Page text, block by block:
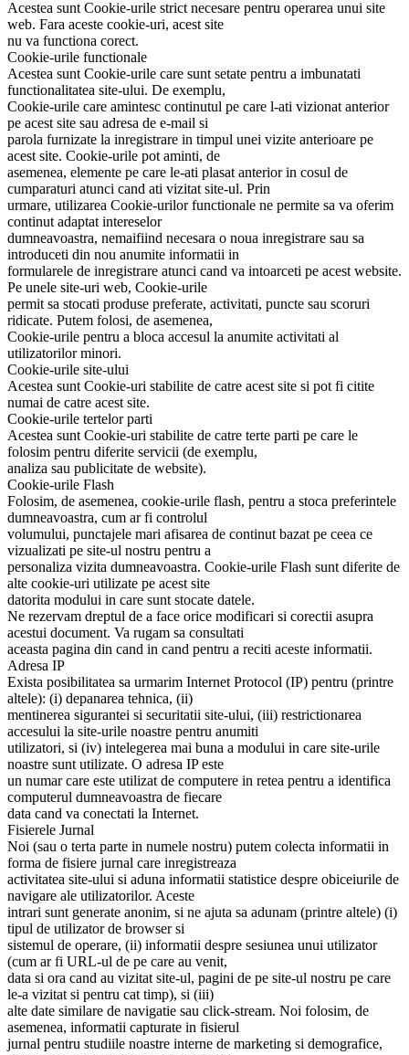
Acestea sunt Cookie-urile strict necesare pentru operarea unui site
web. Fara aceste cookie-uri, acest site
nu va functiona corect.
Cookie-urile functionale
Acestea sunt Cookie-urile care sunt setate pentru a imbunatati
functionalitatea site-ului. De exemplu,
Cookie-urile care amintesc continutul pe care l-ati vizionat anterior
pe acest site sau adresa de e-mail si
parola furnizate la inregistrare in timpul unei vizite anterioare pe
acest site. Cookie-urile pot aminti, de
asemenea, elemente pe care le-ati plasat anterior in cosul de
cumparaturi atunci cand ati vizitat site-ul. Prin
urmare, utilizarea Cookie-urilor functionale ne permite sa va oferim
continut adaptat intereselor
dumneavoastra, nemaifiind necesara o noua inregistrare sau sa
introduceti din nou anumite informatii in
formularele de inregistrare atunci cand va intoarceti pe acest website.
Pe unele site-uri web, Cookie-urile
permit sa stocati produse preferate, activitati, puncte sau scoruri
ridicate. Putem folosi, de asemenea,
Cookie-urile pentru a bloca accesul la anumite activitati al
utilizatorilor minori.
Cookie-urile site-ului
Acestea sunt Cookie-uri stabilite de catre acest site si pot fi citite
numai de catre acest site.
Cookie-urile tertelor parti
Acestea sunt Cookie-uri stabilite de catre terte parti pe care le
folosim pentru diferite servicii (de exemplu,
analiza sau publicitate de website).
Cookie-urile Flash
Folosim, de asemenea, cookie-urile flash, pentru a stoca preferintele
dumneavoastra, cum ar fi controlul
volumului, punctajele mari afisarea de continut bazat pe ceea ce
vizualizati pe site-ul nostru pentru a
personaliza vizita dumneavoastra. Cookie-urile Flash sunt diferite de
alte cookie-uri utilizate pe acest site
datorita modului in care sunt stocate datele.
Ne rezervam dreptul de a face orice modificari si corectii asupra
acestui document. Va rugam sa consultati
aceasta pagina din cand in cand pentru a reciti aceste informatii.
Adresa IP
Exista posibilitatea sa urmarim Internet Protocol (IP) pentru (printre
altele): (i) depanarea tehnica, (ii)
mentinerea sigurantei si securitatii site-ului, (iii) restrictionarea
accesului la site-urile noastre pentru anumiti
utilizatori, si (iv) intelegerea mai buna a modului in care site-urile
noastre sunt utilizate. O adresa IP este
un numar care este utilizat de computere in retea pentru a identifica
computerul dumneavoastra de fiecare
data cand va conectati la Internet.
Fisierele Jurnal
Noi (sau o terta parte in numele nostru) putem colecta informatii in
forma de fisiere jurnal care inregistreaza
activitatea site-ului si aduna informatii statistice despre obiceiurile de
navigare ale utilizatorilor. Aceste
intrari sunt generate anonim, si ne ajuta sa adunam (printre altele) (i)
tipul de utilizator de browser si
sistemul de operare, (ii) informatii despre sesiunea unui utilizator
(cum ar fi URL-ul de pe care au venit,
data si ora cand au vizitat site-ul, pagini de pe site-ul nostru pe care
le-a vizitat si pentru cat timp), si (iii)
alte date similare de navigatie sau click-stream. Noi folosim, de
asemenea, informatii capturate in fisierul
jurnal pentru studiile noastre interne de marketing si demografice,